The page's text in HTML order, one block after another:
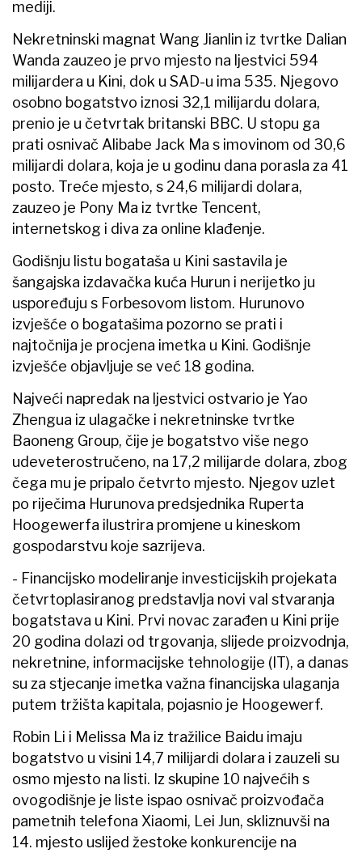
mediji.
Nekretninski magnat Wang Jianlin iz tvrtke Dalian
Wanda zauzeo je prvo mjesto na ljestvici 594
milijardera u Kini, dok u SAD-u ima 535. Njegovo
osobno bogatstvo iznosi 32,1 milijardu dolara,
prenio je u četvrtak britanski BBC. U stopu ga
prati osnivač Alibabe Jack Ma s imovinom od 30,6
milijardi dolara, koja je u godinu dana porasla za 41
posto. Treće mjesto, s 24,6 milijardi dolara,
zauzeo je Pony Ma iz tvrtke Tencent,
internetskog i diva za online klađenje.
Godišnju listu bogataša u Kini sastavila je
šangajska izdavačka kuća Hurun i nerijetko ju
uspoređuju s Forbesovom listom. Hurunovo
izvješće o bogatašima pozorno se prati i
najtočnija je procjena imetka u Kini. Godišnje
izvješće objavljuje se već 18 godina.
Najveći napredak na ljestvici ostvario je Yao
Zhengua iz ulagačke i nekretninske tvrtke
Baoneng Group, čije je bogatstvo više nego
udeveterostručeno, na 17,2 milijarde dolara, zbog
čega mu je pripalo četvrto mjesto. Njegov uzlet
po riječima Hurunova predsjednika Ruperta
Hoogewerfa ilustrira promjene u kineskom
gospodarstvu koje sazrijeva.
- Financijsko modeliranje investicijskih projekata
četvrtoplasiranog predstavlja novi val stvaranja
bogatstava u Kini. Prvi novac zarađen u Kini prije
20 godina dolazi od trgovanja, slijede proizvodnja,
nekretnine, informacijske tehnologije (IT), a danas
su za stjecanje imetka važna financijska ulaganja
putem tržišta kapitala, pojasnio je Hoogewerf.
Robin Li i Melissa Ma iz tražilice Baidu imaju
bogatstvo u visini 14,7 milijardi dolara i zauzeli su
osmo mjesto na listi. Iz skupine 10 najvećih s
ovogodišnje je liste ispao osnivač proizvođača
pametnih telefona Xiaomi, Lei Jun, skliznuvši na
14. mjesto uslijed žestoke konkurencije na